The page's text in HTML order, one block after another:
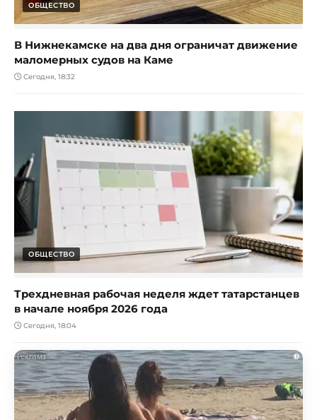
ОБЩЕСТВО
В Нижнекамске на два дня ограничат движение
маломерных судов на Каме
Сегодня, 18:32
ОБЩЕСТВО
Трехдневная рабочая неделя ждет татарстанцев
в начале ноября 2026 года
Сегодня, 18:04
i